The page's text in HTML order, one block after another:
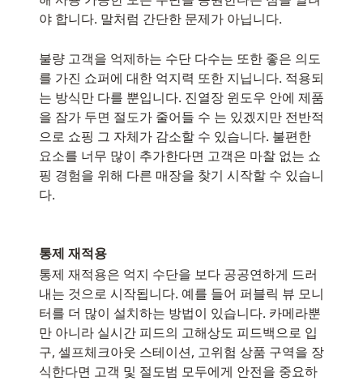
야 합니다. 말처럼 간단한 문제가 아닙니다.
불량 고객을 억제하는 수단 다수는 또한 좋은 의도
를 가진 쇼퍼에 대한 억지력 또한 지닙니다. 적용되
는 방식만 다를 뿐입니다. 진열장 윈도우 안에 제품
을 잠가 두면 절도가 줄어들 수 는 있겠지만 전반적
으로 쇼핑 그 자체가 감소할 수 있습니다. 불편한
요소를 너무 많이 추가한다면 고객은 마찰 없는 쇼
핑 경험을 위해 다른 매장을 찾기 시작할 수 있습니
다.
통제 재적용
통제 재적용은 억지 수단을 보다 공공연하게 드러
내는 것으로 시작됩니다. 예를 들어 퍼블릭 뷰 모니
터를 더 많이 설치하는 방법이 있습니다. 카메라뿐
만 아니라 실시간 피드의 고해상도 피드백으로 입
구, 셀프체크아웃 스테이션, 고위험 상품 구역을 장
식한다면 고객 및 절도범 모두에게 안전을 중요하